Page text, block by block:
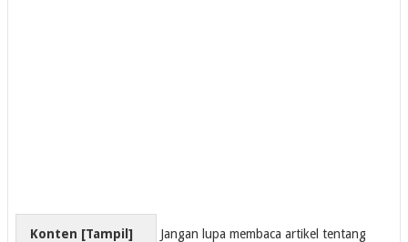
Konten [Tampil] Jangan lupa membaca artikel tentang